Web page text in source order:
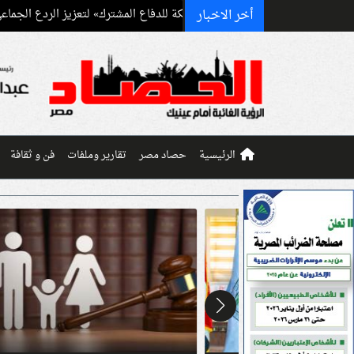
أخر الاخبار
توقع «اتفاقية مكة للدفاع المشترك» لتعزيز الردع الجماعي السيسي
الرئيسية حصاد مصر تقارير وملفات فن و ثقافة